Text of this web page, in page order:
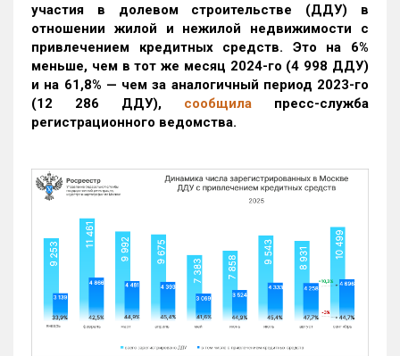
участия в долевом строительстве (ДДУ) в
отношении жилой и нежилой недвижимости с
привлечением кредитных средств. Это на 6%
меньше, чем в тот же месяц 2024-го (4 998 ДДУ)
и на 61,8% — чем за аналогичный период 2023-го
(12 286 ДДУ), сообщила пресс-служба
регистрационного ведомства.